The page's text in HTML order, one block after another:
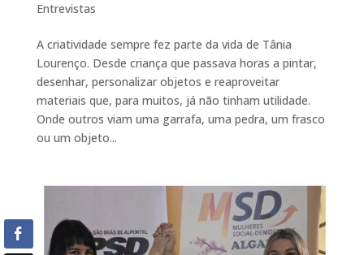
Entrevistas
A criatividade sempre fez parte da vida de Tânia
Lourenço. Desde criança que passava horas a pintar,
desenhar, personalizar objetos e reaproveitar
materiais que, para muitos, já não tinham utilidade.
Onde outros viam uma garrafa, uma pedra, um frasco
ou um objeto...